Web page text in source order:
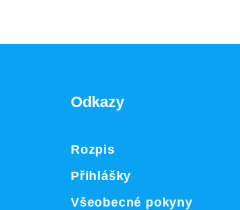
Odkazy
Rozpis
Přihlášky
Všeobecné pokyny